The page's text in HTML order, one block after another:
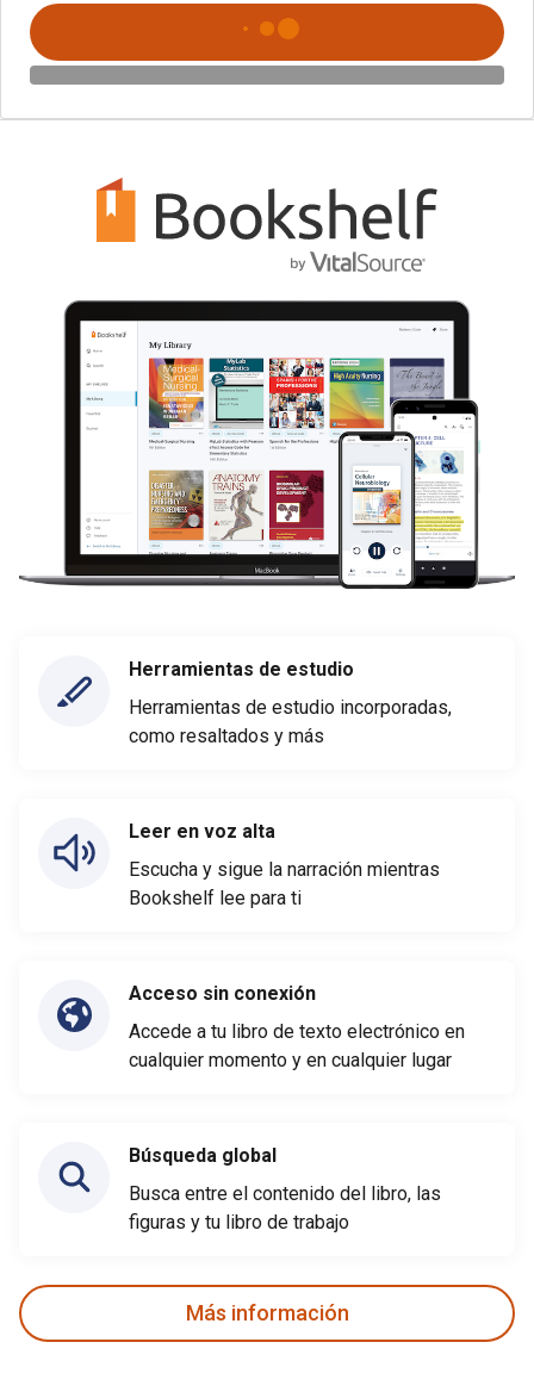
Herramientas de estudio
Herramientas de estudio incorporadas,
como resaltados y más
Leer en voz alta
Escucha y sigue la narración mientras
Bookshelf lee para ti
Acceso sin conexión
Accede a tu libro de texto electrónico en
cualquier momento y en cualquier lugar
Búsqueda global
Busca entre el contenido del libro, las
figuras y tu libro de trabajo
Más información